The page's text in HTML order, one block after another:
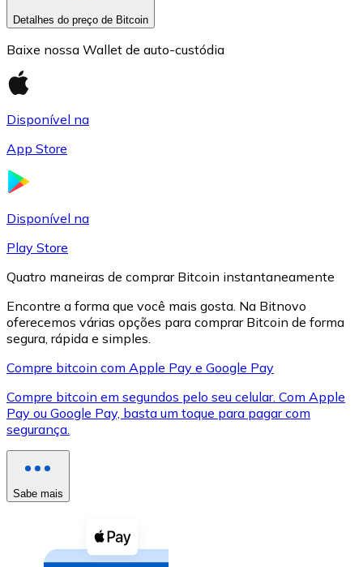
XRP
XRP
Ver tudo
Cupons cripto
Compre criptomoedas com dinheiro e outros
Detalhes do preço de Bitcoin
Baixe nossa Wallet de auto-custódia
Disponível na
App Store
Disponível na
Play Store
Quatro maneiras de comprar Bitcoin instantaneamente
Encontre a forma que você mais gosta. Na Bitnovo
oferecemos várias opções para comprar Bitcoin de forma
segura, rápida e simples.
Compre bitcoin com Apple Pay e Google Pay
Compre bitcoin em segundos pelo seu celular. Com Apple
Pay ou Google Pay, basta um toque para pagar com
segurança.
Sabe mais